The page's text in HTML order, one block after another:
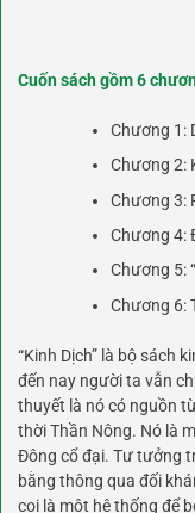
Cuốn sách gồm 6
Chương 1:
Chương 2:
Chương 3:
Chương 4:
Chương 5:
Chương 6:
“Kinh Dịch” là bộ sách
đến nay người ta vẫn
thuyết là nó có nguồn
thời Thần Nông. Nó là
Đông cổ đại. Tư tưởng
bằng thông qua đối
coi là một hệ thống để